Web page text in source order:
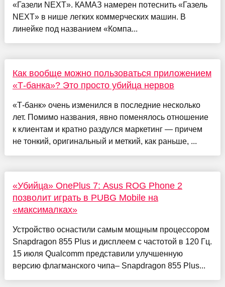
«Газели NEXT». КАМАЗ намерен потеснить «Газель
NEXT» в нише легких коммерческих машин. В
линейке под названием «Компа...
Как вообще можно пользоваться приложением
«Т-банка»? Это просто убийца нервов
«Т-банк» очень изменился в последние несколько
лет. Помимо названия, явно поменялось отношение
к клиентам и кратно раздулся маркетинг — причем
не тонкий, оригинальный и меткий, как раньше, ...
«Убийца» OnePlus 7: Asus ROG Phone 2
позволит играть в PUBG Mobile на
«максималках»
Устройство оснастили самым мощным процессором
Snapdragon 855 Plus и дисплеем с частотой в 120 Гц.
15 июля Qualcomm представили улучшенную
версию флагманского чипа– Snapdragon 855 Plus...